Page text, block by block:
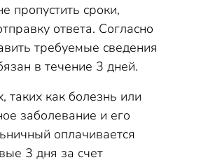
пропустить сроки,
ответа. Согласно
требуемые сведения
в течение 3 дней.
таких как болезнь или
заболевание и его
оплачивается
3 дня за счет